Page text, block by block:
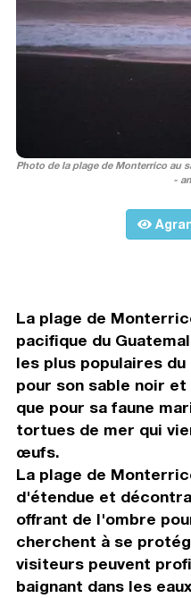
Photo de la plage de Monterrico au
-
La plage de
pacifique du
les plus populaires
pour son sable noir et
que pour sa faune
tortues de mer qui
œufs.
La plage de
d'étendue et
offrant de l'ombre
cherchent à se
visiteurs peuvent
baignant dans les